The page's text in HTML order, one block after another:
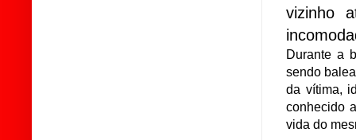
vizinho
Durante a
sendo
da vítima,
conhecido
vida do